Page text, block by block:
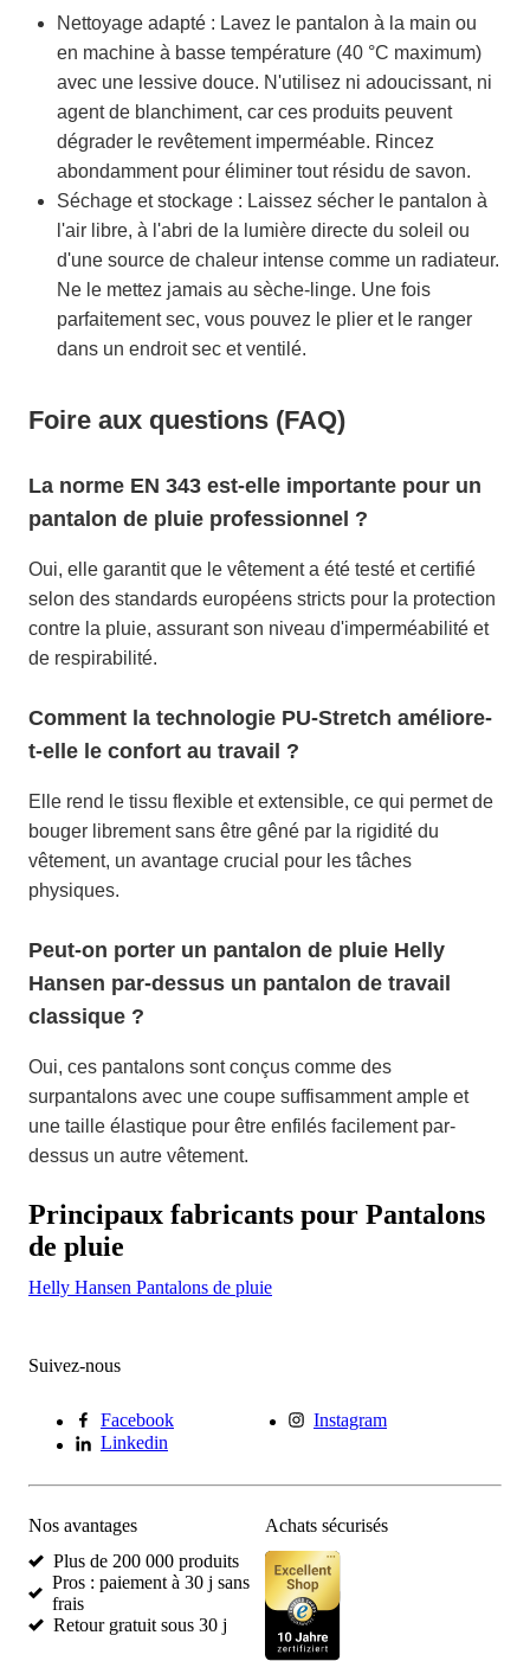
Nettoyage adapté : Lavez le pantalon à la main ou
en machine à basse température (40 °C maximum)
avec une lessive douce. N'utilisez ni adoucissant, ni
agent de blanchiment, car ces produits peuvent
dégrader le revêtement imperméable. Rincez
abondamment pour éliminer tout résidu de savon.
Séchage et stockage : Laissez sécher le pantalon à
l'air libre, à l'abri de la lumière directe du soleil ou
d'une source de chaleur intense comme un radiateur.
Ne le mettez jamais au sèche-linge. Une fois
parfaitement sec, vous pouvez le plier et le ranger
dans un endroit sec et ventilé.
Foire aux questions (FAQ)
La norme EN 343 est-elle importante pour un
pantalon de pluie professionnel ?
Oui, elle garantit que le vêtement a été testé et certifié
selon des standards européens stricts pour la protection
contre la pluie, assurant son niveau d'imperméabilité et
de respirabilité.
Comment la technologie PU-Stretch améliore-
t-elle le confort au travail ?
Elle rend le tissu flexible et extensible, ce qui permet de
bouger librement sans être gêné par la rigidité du
vêtement, un avantage crucial pour les tâches
physiques.
Peut-on porter un pantalon de pluie Helly
Hansen par-dessus un pantalon de travail
classique ?
Oui, ces pantalons sont conçus comme des
surpantalons avec une coupe suffisamment ample et
une taille élastique pour être enfilés facilement par-
dessus un autre vêtement.
Principaux fabricants pour Pantalons
de pluie
Helly Hansen Pantalons de pluie
Suivez-nous
Facebook
Instagram
Linkedin
Nos avantages
Plus de 200 000 produits
Pros : paiement à 30 j sans
frais
Retour gratuit sous 30 j
Achats sécurisés